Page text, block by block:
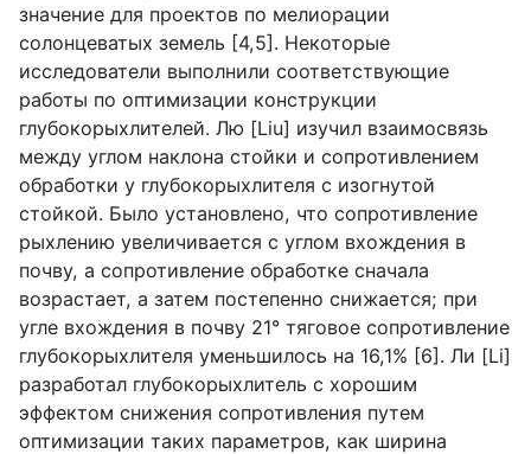
значение для проектов по мелиорации
солонцеватых земель [4,5]. Некоторые
исследователи выполнили соответствующие
работы по оптимизации конструкции
глубокорыхлителей. Лю [Liu] изучил взаимосвязь
между углом наклона стойки и сопротивлением
обработки у глубокорыхлителя с изогнутой
стойкой. Было установлено, что сопротивление
рыхлению увеличивается с углом вхождения в
почву, а сопротивление обработке сначала
возрастает, а затем постепенно снижается; при
угле вхождения в почву 21° тяговое сопротивление
глубокорыхлителя уменьшилось на 16,1% [6]. Ли [Li]
разработал глубокорыхлитель с хорошим
эффектом снижения сопротивления путем
оптимизации таких параметров, как ширина